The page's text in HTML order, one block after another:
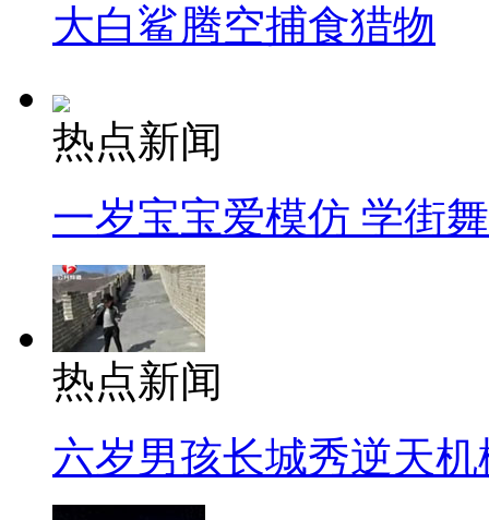
大白鲨腾空捕食猎物
热点新闻
一岁宝宝爱模仿 学街
热点新闻
六岁男孩长城秀逆天机